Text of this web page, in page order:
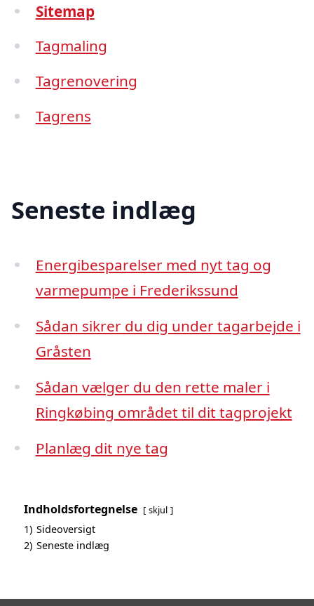
Sitemap
Tagmaling
Tagrenovering
Tagrens
Seneste indlæg
Energibesparelser med nyt tag og
varmepumpe i Frederikssund
Sådan sikrer du dig under tagarbejde i
Gråsten
Sådan vælger du den rette maler i
Ringkøbing området til dit tagprojekt
Planlæg dit nye tag
Indholdsfortegnelse skjul
1) Sideoversigt
2) Seneste indlæg